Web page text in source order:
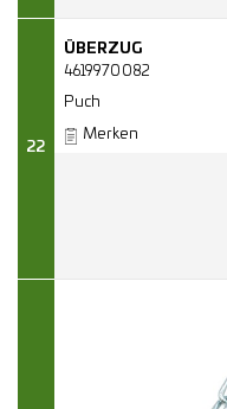
22
ÜBERZUG
4619970082
Puch
Merken